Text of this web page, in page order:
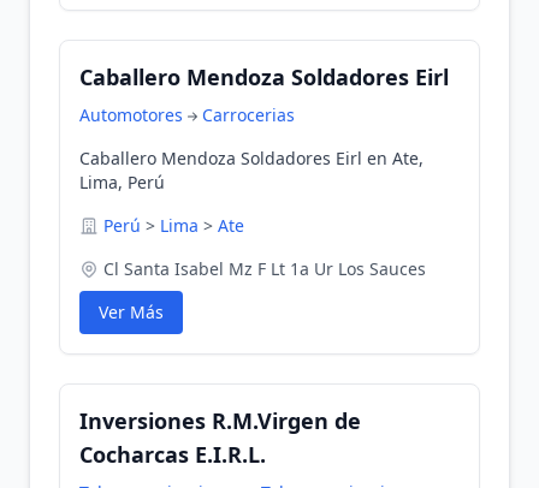
Caballero Mendoza Soldadores Eirl
Automotores
Carrocerias
Caballero Mendoza Soldadores Eirl en Ate,
Lima, Perú
Perú > Lima > Ate
Cl Santa Isabel Mz F Lt 1a Ur Los Sauces
Ver Más
Inversiones R.M.Virgen de
Cocharcas E.I.R.L.